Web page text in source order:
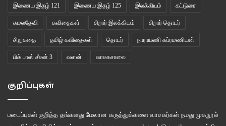
இணைய இதழ் 121 இணைய இதழ் 125 இலக்கியம் கட்டுரை
கமலதேவி கவிதைகள் சிறார் இலக்கியம் சிறார் தொடர்
சிறுகதை தமிழ் கவிதைகள் தொடர் நாராயணி சுப்ரமணியன்
பிக் பாஸ் சீசன் 3 வளன் வாசகசாலை
குறிப்புகள்
படைப்புகள் குறித்த தங்களது மேலான கருத்துக்களை வாசகர்கள் நமது முகநூல்